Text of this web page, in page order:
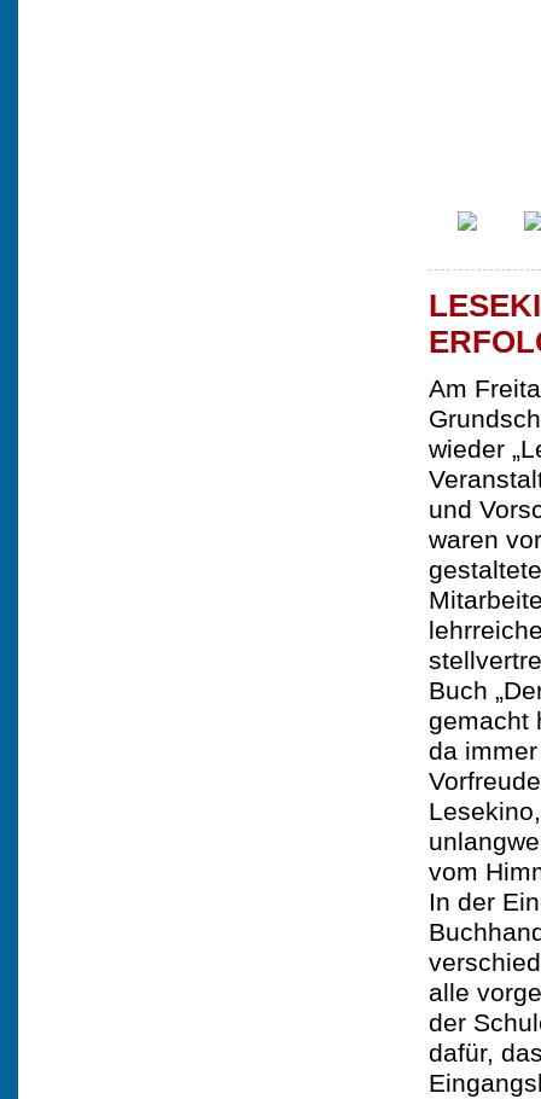
Am
wieder
und
waren
Buch
gemacht
da
vom
In der
alle
der
dafür,